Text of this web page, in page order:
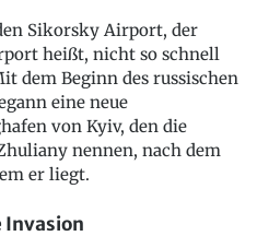
Sikorsky Airport, der
heißt, nicht so schnell
dem Beginn des russischen
eine neue
von Kyiv, den die
nennen, nach dem
er liegt.
Invasion